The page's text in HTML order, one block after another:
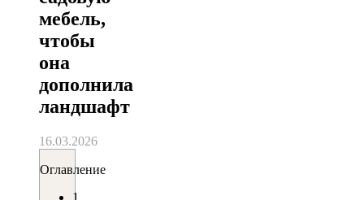
мебель,
чтобы
она
дополнила
ландшафт
16.03.2026
Оглавление
1